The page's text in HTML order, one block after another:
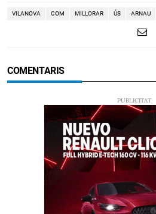
VILANOVA COM MILLORAR ÚS ARNAU
COMENTARIS